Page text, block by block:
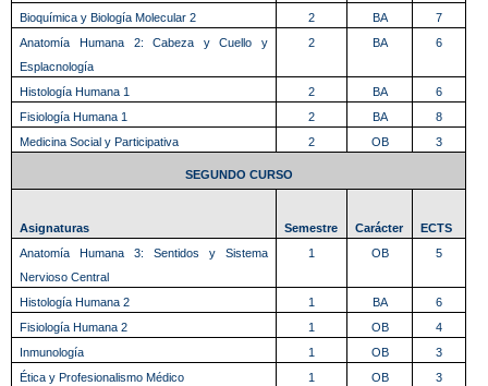
Bioquímica y Biología Molecular 2
2 BA
7
Anatomía Humana 2: Cabeza y Cuello y
Esplacnología
2 BA 6
Histología Humana 1 2 BA
6
Fisiología Humana 1
2 BA
8
Medicina Social y Participativa
2 OB 3
SEGUNDO CURSO
Asignaturas Semestre Carácter
ECTS
Anatomía Humana 3: Sentidos y Sistema
Nervioso Central
1 OB 5
Histología Humana 2 1 BA
6
Fisiología Humana 2
1 OB
4
Inmunología
1 OB
3
Ética y Profesionalismo Médico
1 OB
3